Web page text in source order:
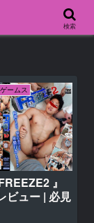
ームス
』
ビュー | 必見
検索